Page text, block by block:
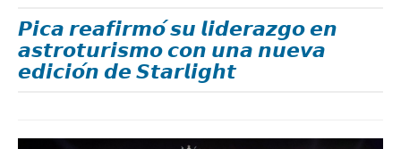
𝙋𝙞𝙘𝙖 𝙧𝙚𝙖𝙛𝙞𝙧𝙢𝙤́ 𝙨𝙪 𝙡𝙞𝙙𝙚𝙧𝙖𝙯𝙜𝙤 𝙚𝙣
𝙖𝙨𝙩𝙧𝙤𝙩𝙪𝙧𝙞𝙨𝙢𝙤 𝙘𝙤𝙣 𝙪𝙣𝙖 𝙣𝙪𝙚𝙫𝙖
𝙚𝙙𝙞𝙘𝙞𝙤́𝙣 𝙙𝙚 𝙎𝙩𝙖𝙧𝙡𝙞𝙜𝙝𝙩